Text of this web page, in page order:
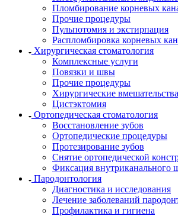
Пломбирование корневых
Прочие процедуры
Пульпотомия и экстирпация
Распломбировка корневых
Хирургическая стоматология
Комплексные услуги
Повязки и швы
Прочие процедуры
Хирургические вмешательства
Цистэктомия
Ортопедическая стоматология
Восстановление зубов
Ортопедические процедуры
Протезирование зубов
Снятие ортопедической
Фиксация внутриканального
Пародонтология
Диагностика и исследования
Лечение заболеваний
Профилактика и гигиена